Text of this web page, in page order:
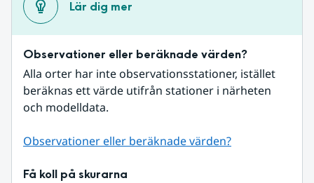
Lär dig mer
Observationer eller beräknade värden?
Alla orter har inte observationsstationer, istället
beräknas ett värde utifrån stationer i närheten
och modelldata.
Observationer eller beräknade värden?
Få koll på skurarna